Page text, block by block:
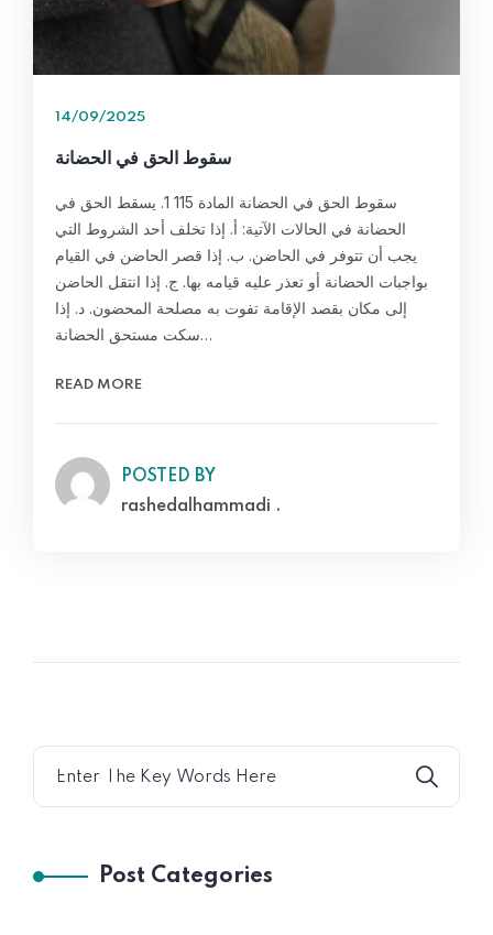
14/09/2025
سقوط الحق في الحضانة
سقوط الحق في الحضانة المادة 115 1. يسقط الحق في
الحضانة في الحالات الآتية: أ. إذا تخلف أحد الشروط التي
يجب أن تتوفر في الحاضن. ب. إذا قصر الحاضن في القيام
بواجبات الحضانة أو تعذر عليه قيامه بها. ج. إذا انتقل الحاضن
إلى مكان بقصد الإقامة تفوت به مصلحة المحضون. د. إذا
سكت مستحق الحضانة…
READ MORE
POSTED BY
rashedalhammadi .
Post Categories